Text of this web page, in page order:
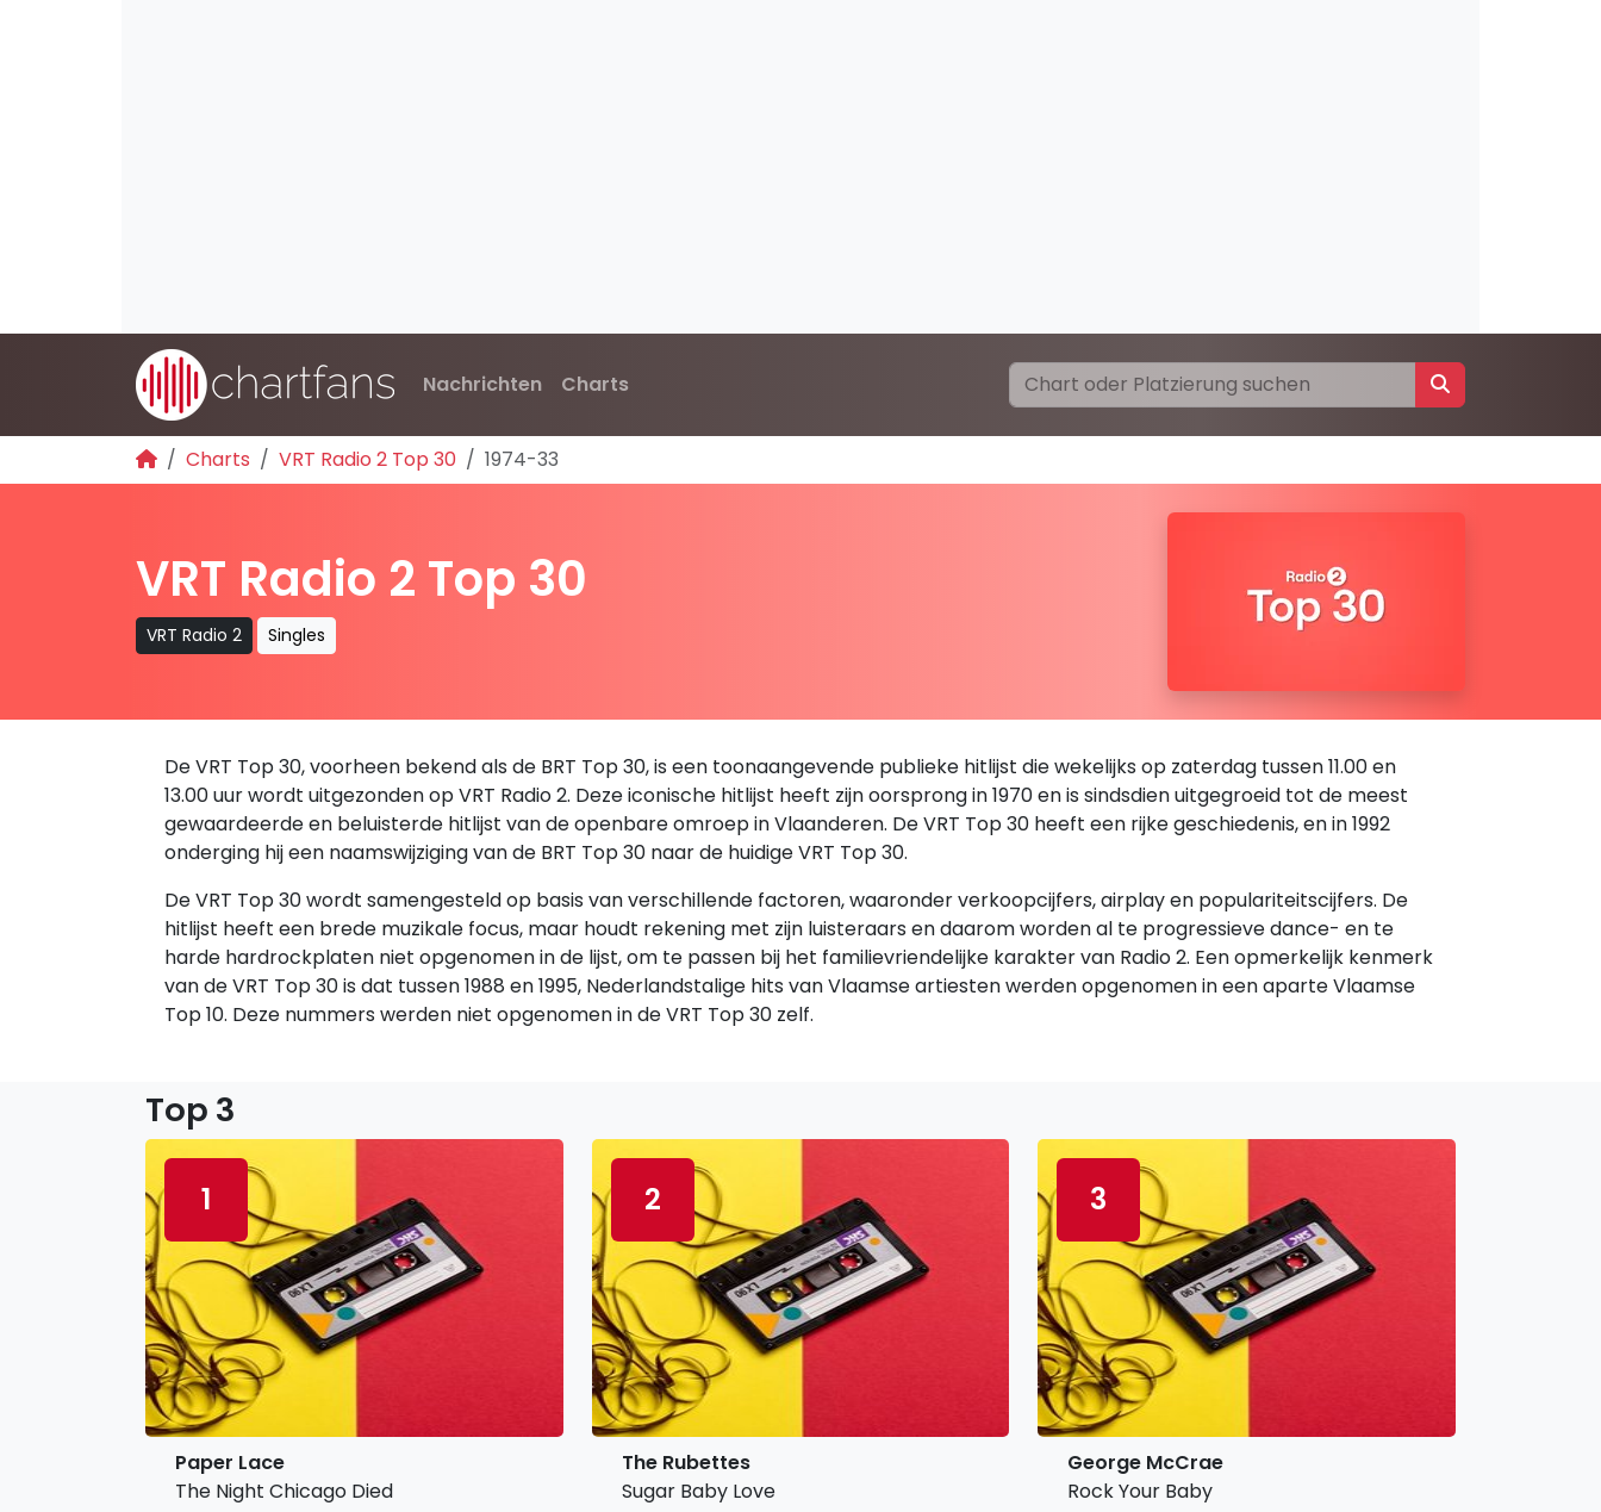
Nachrichten Charts
Charts VRT Radio 2 Top 30 1974-33
VRT Radio 2 Top 30
VRT Radio 2 Singles
De VRT Top 30, voorheen bekend als de BRT Top 30, is een toonaangevende publieke hitlijst die wekelijks op zaterdag tussen 11.00 en
13.00 uur wordt uitgezonden op VRT Radio 2. Deze iconische hitlijst heeft zijn oorsprong in 1970 en is sindsdien uitgegroeid tot de meest
gewaardeerde en beluisterde hitlijst van de openbare omroep in Vlaanderen. De VRT Top 30 heeft een rijke geschiedenis, en in 1992
onderging hij een naamswijziging van de BRT Top 30 naar de huidige VRT Top 30.
De VRT Top 30 wordt samengesteld op basis van verschillende factoren, waaronder verkoopcijfers, airplay en populariteitscijfers. De
hitlijst heeft een brede muzikale focus, maar houdt rekening met zijn luisteraars en daarom worden al te progressieve dance- en te
harde hardrockplaten niet opgenomen in de lijst, om te passen bij het familievriendelijke karakter van Radio 2. Een opmerkelijk kenmerk
van de VRT Top 30 is dat tussen 1988 en 1995, Nederlandstalige hits van Vlaamse artiesten werden opgenomen in een aparte Vlaamse
Top 10. Deze nummers werden niet opgenomen in de VRT Top 30 zelf.
Top 3
1
Paper Lace
The Night Chicago Died
2
The Rubettes
Sugar Baby Love
3
George McCrae
Rock Your Baby